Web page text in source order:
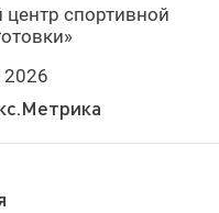
спортивной